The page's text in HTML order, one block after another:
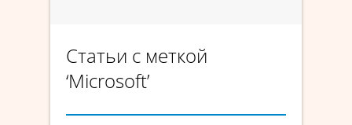
Статьи с меткой
‘Microsoft’